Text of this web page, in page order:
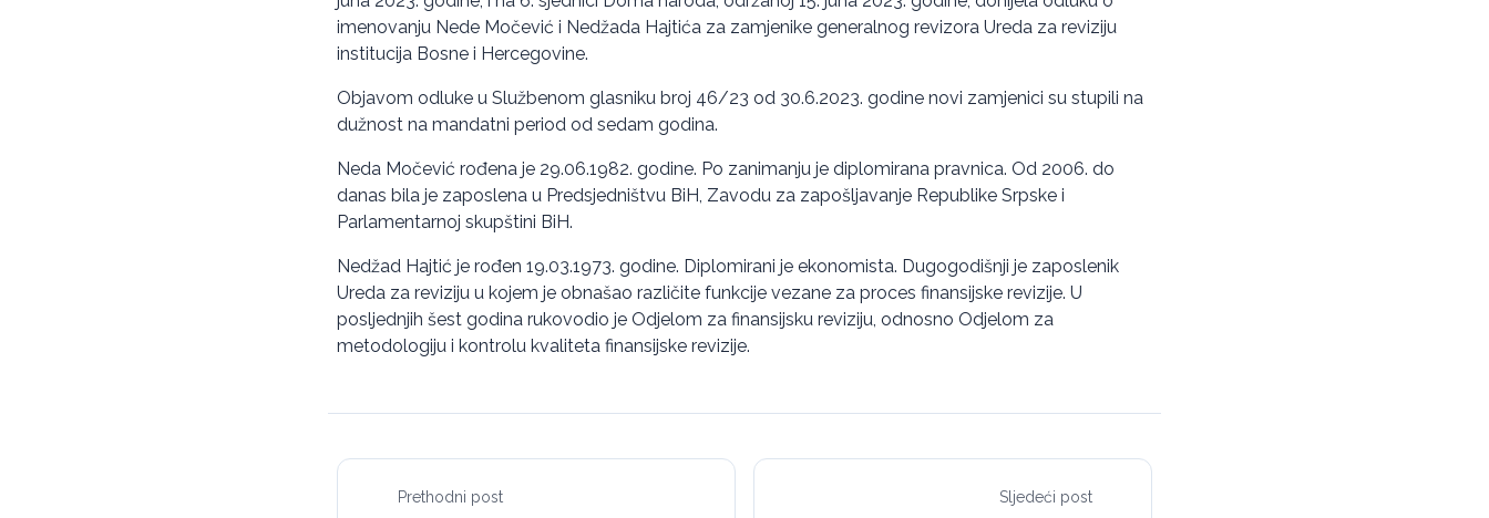
imenovanju Nede Močević i Nedžada Hajtića za zamjenike generalnog revizora Ureda za reviziju
institucija Bosne i Hercegovine.
Objavom odluke u Službenom glasniku broj 46/23 od 30.6.2023. godine novi zamjenici su stupili na
dužnost na mandatni period od sedam godina.
Neda Močević rođena je 29.06.1982. godine. Po zanimanju je diplomirana pravnica. Od 2006. do
danas bila je zaposlena u Predsjedništvu BiH, Zavodu za zapošljavanje Republike Srpske i
Parlamentarnoj skupštini BiH.
Nedžad Hajtić je rođen 19.03.1973. godine. Diplomirani je ekonomista. Dugogodišnji je zaposlenik
Ureda za reviziju u kojem je obnašao različite funkcije vezane za proces finansijske revizije. U
posljednjih šest godina rukovodio je Odjelom za finansijsku reviziju, odnosno Odjelom za
metodologiju i kontrolu kvaliteta finansijske revizije.
Prethodni post Sljedeći post